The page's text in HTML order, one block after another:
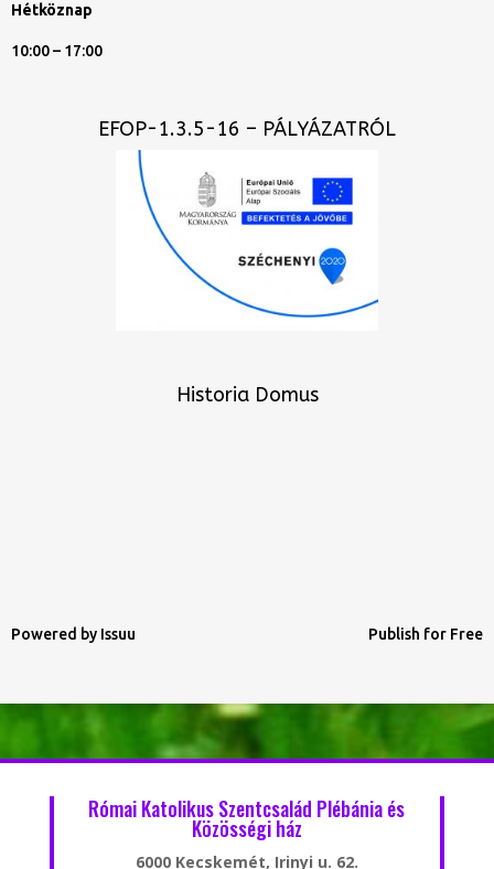
Hétköznap
10:00 – 17:00
EFOP-1.3.5-16 – PÁLYÁZATRÓL
Historia Domus
Powered by Issuu Publish for Free
Római Katolikus Szentcsalád Plébánia és
Közösségi ház
6000 Kecskemét, Irinyi u. 62.